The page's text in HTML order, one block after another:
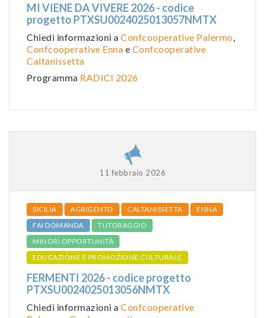
MI VIENE DA VIVERE 2026 - codice
progetto PTXSU0024025013057NMTX
Chiedi informazioni a Confcooperative Palermo,
Confcooperative Enna e Confcooperative
Caltanissetta
Programma RADICI 2026
11 febbraio 2026
SICILIA AGRIGENTO CALTANISSETTA
ENNA
FAI DOMANDA
TUTORAGGIO
MINORI OPPORTUNITÀ
EDUCAZIONE E PROMOZIONE CULTURALE
FERMENTI 2026 - codice progetto
PTXSU0024025013056NMTX
Chiedi informazioni a Confcooperative